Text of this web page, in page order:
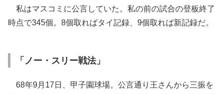
私はマスコミに公言していた。私の前の試合の登板終了
時点で345個。8個取ればタイ記録、9個取れば新記録だ。
「ノー・スリー戦法」
68年9月17日、甲子園球場。公言通り王さんから三振を